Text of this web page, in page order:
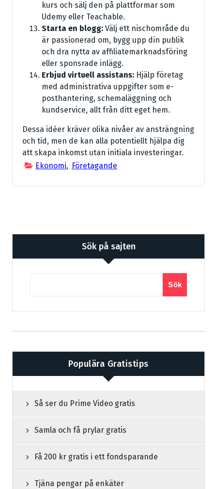
kurs och sälj den på plattformar som
Udemy eller Teachable.
Starta en blogg: Välj ett nischområde du
är passionerad om, bygg upp din publik
och dra nytta av affiliatemarknadsföring
eller sponsrade inlägg.
Erbjud virtuell assistans: Hjälp företag
med administrativa uppgifter som e-
posthantering, schemaläggning och
kundservice, allt från ditt eget hem.
Dessa idéer kräver olika nivåer av ansträngning
och tid, men de kan alla potentiellt hjälpa dig
att skapa inkomst utan initiala investeringar.
Ekonomi, Företagande
Sök på sajten
Sök
Populära Gratistips
Så ser du Prime Video gratis
Samla och få prylar gratis
Få 200 kr gratis i ett fondsparande
Tjäna pengar på enkäter